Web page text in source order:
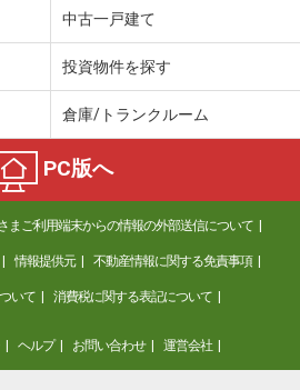
中古一戸建て
投資物件を探す
倉庫/トランクルーム
PC版へ
まご利用端末からの情報の外部送信について
情報提供元 不動産情報に関する免責事項
いて 消費税に関する表記について
ヘルプ お問い合わせ 運営会社